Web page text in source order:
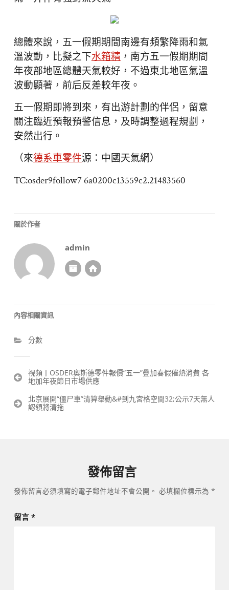
總體來說，五一假期期間南邊有頻繁降雨和氣
溫波動，比擬之下水箱精，南方五一假期期間
年夜部地區總體天氣較好，不過東北地區氣溫
波動顯著，前后反差較年夜。
五一假期即將到來，有出游計劃的伴侶，留意
關注臨近預報預警信息，及時調整過程規劃，
安然出行。
（來德系車零件源：中國天氣網）
TC:osder9follow7 6a0200c13559c2.21483560
關於作者
admin
內容相關資訊
分數
文
章
覽
視頻丨OSDER奧斯德零件報價“五一”疊加春假催熱消費 各
地加年夜節日市場供應
北京展開“僵尸車”清算舉動&#到九宮格空間32;公示7天無人
認領將清拖
發佈留言
發佈留言必須填寫的電子郵件地址不會公開。 必填欄位標示為 *
留言 *